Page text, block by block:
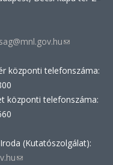
(link
e-
központi telefonszáma:
központi telefonszáma:
(Kutatószolgálat):
(link